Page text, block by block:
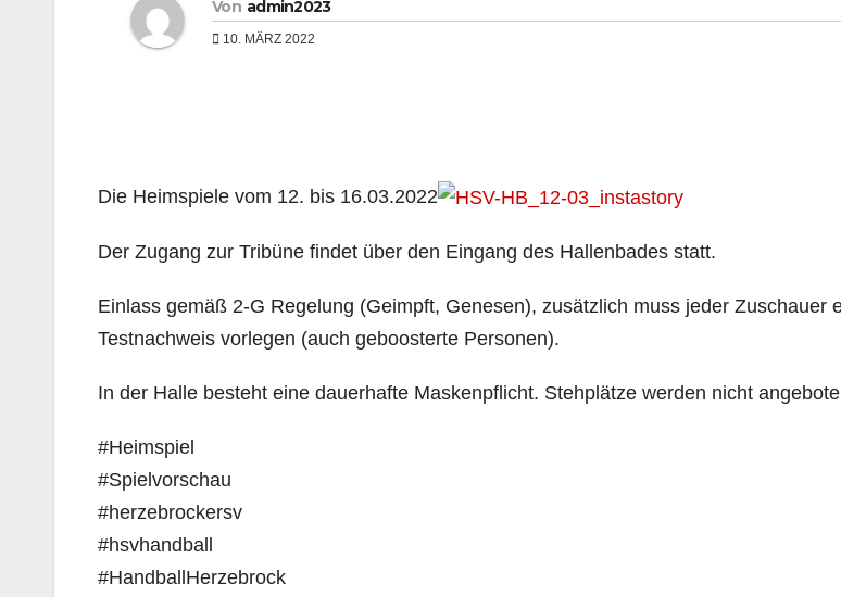
Von admin2023
10. MÄRZ 2022
Die Heimspiele vom 12. bis 16.03.2022
Der Zugang zur Tribüne findet über den Eingang des Hallenbades statt.
Einlass gemäß 2-G Regelung (Geimpft, Genesen), zusätzlich muss jeder Zuschauer
Testnachweis vorlegen (auch geboosterte Personen).
In der Halle besteht eine dauerhafte Maskenpflicht. Stehplätze werden nicht
#Heimspiel
#Spielvorschau
#herzebrockersv
#hsvhandball
#HandballHerzebrock